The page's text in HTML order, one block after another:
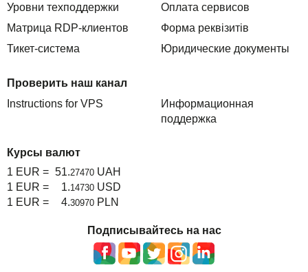
Уровни техподдержки
Матрица RDP-клиентов
Тикет-система
Оплата сервисов
Форма реквізитів
Юридические документы
Проверить наш канал
Instructions for VPS
Информационная
поддержка
Курсы валют
1 EUR = 51.27470 UAH
1 EUR =
1.14730 USD
1 EUR =
4.30970 PLN
Подписывайтесь на нас